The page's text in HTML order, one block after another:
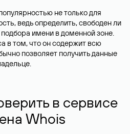
не только для
ведь определить, свободен ли
имени в доменной зоне.
в том, что он содержит всю
позволяет получить данные
в сервисе
Whois